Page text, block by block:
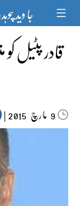
content جا وید
قادر پٹیل
9مارچ‬‮ |